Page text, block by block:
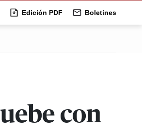
Edición PDF Boletines
con